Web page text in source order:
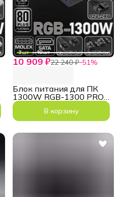
10 909 ₽22 240 ₽−51%
Блок питания для ПК
1300W RGB-1300 PRO
12VHPWR Platinum 140
В корзину